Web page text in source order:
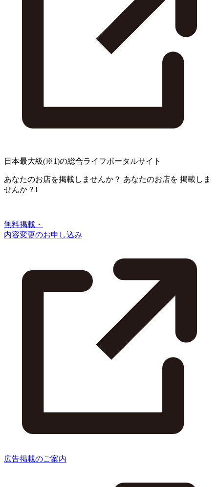
日本最大級(※1)の総合ライフポータルサイト
あなたのお店を掲載しませんか？ あなたのお店を 掲載しま
せんか？!
無料掲載・
内容変更のお申し込み
広告掲載のご案内